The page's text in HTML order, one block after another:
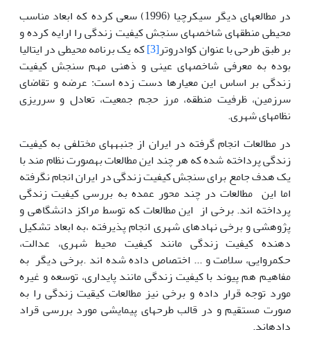
در مطالعه‎ای دیگر سیکرچیا (1996) سعی کرده که ابعاد مناسب
محیطی منطقه‏ای شاخص‎های سنجش کیفیت زندگی را ارایه کرده و
بر طبق طرحی با عنوان کوادروتر[3] که یک برنامه محیطی در ایتالیا
بوده به معرفی شاخص‎های عینی و ذهنی مهم سنجش کیفیت
زندگی بر اساس این معیارها دست زده است: عرضه و تقاضای
سرزمین، ظرفیت منطقه، مرز حجم جمعیت، تعادل و سرریزی
نظام‎های شهری.
در مطالعات انجام گرفته در ایران از جنبه‏ها‏ی مختلفی به کیفیت
زندگی پرداخته شده که هر چند این مطالعات به‎صورت نظام مند با
یک هدف جامع برای سنجش کیفیت زندگی در ایران انجام نگرفته
اما این مطالعات در چند محور عمده به بررسی کیفیت زندگی
پرداخته اند. برخی از این مطالعات که توسط مراکز دانشگاهی و
پژوهشی و برخی نهادهای شهری انجام پذیرفته ،به ابعاد تشکیل
دهنده کیفیت زندگی مانند کیفیت محیط شهری، عدالت،
حکمروایی، سلامت و ... اختصاص داده شده اند .برخی دیگر به
مفاهیم هم پیوند با کیفیت زندگی مانند پایداری، توسعه و غیره
مورد توجه قرار داده و برخی نیز مطالعات کیقیت زندگی را به
صورت مستقیم و در قالب طرح‎های پیمایشی مورد بررسی قراد
داده‎اند.